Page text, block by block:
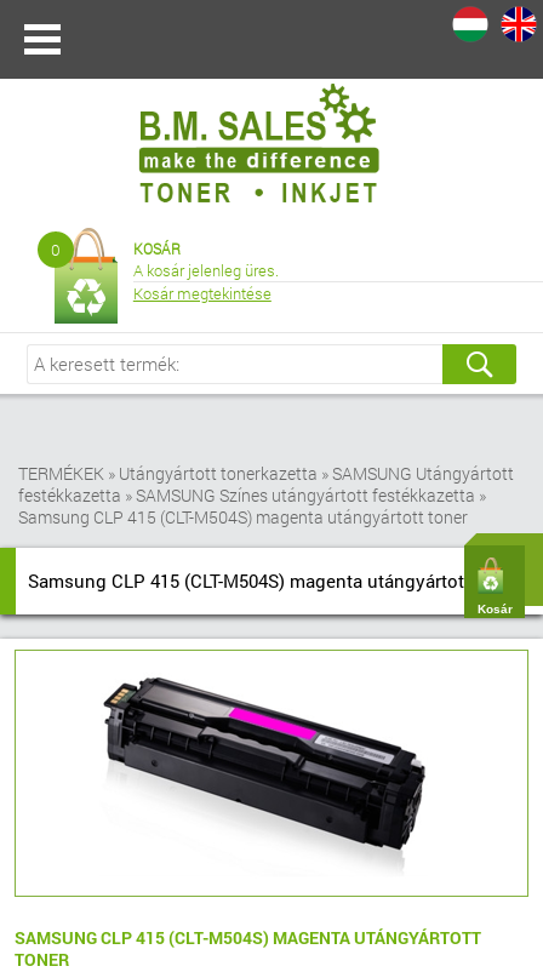
Kosár
0 KOSÁR
A kosár jelenleg üres.
Kosár megtekintése
TERMÉKEK » Utángyártott tonerkazetta »SAMSUNG Utángyártott
festékkazetta »SAMSUNG Színes utángyártott festékkazetta »
Samsung CLP 415 (CLT-M504S) magenta utángyártott toner
Samsung CLP 415 (CLT-M504S) magenta utángyártott toner
SAMSUNG CLP 415 (CLT-M504S) MAGENTA UTÁNGYÁRTOTT
TONER